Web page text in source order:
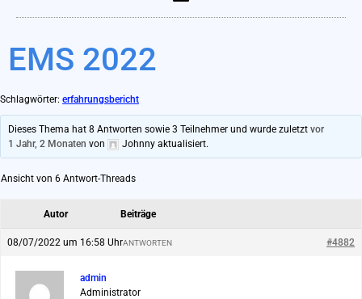
EMS 2022
Schlagwörter: erfahrungsbericht
Dieses Thema hat 8 Antworten sowie 3 Teilnehmer und wurde zuletztvor
1 Jahr, 2 Monaten von Johnny aktualisiert.
Ansicht von 6 Antwort-Threads
Autor Beiträge
08/07/2022 um 16:58 Uhr #4882
ANTWORTEN
admin
Administrator